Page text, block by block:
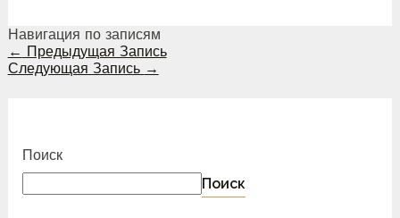
Навигация по записям
← Предыдущая Запись
Следующая Запись →
Поиск
Поиск